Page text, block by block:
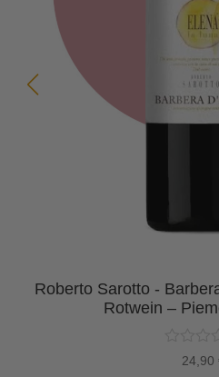
Roberto Sarotto -
Rotwein –
24,90